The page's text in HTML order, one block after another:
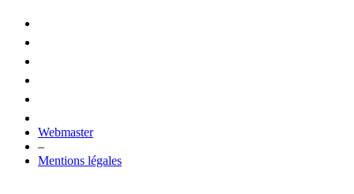
Webmaster
–
Mentions légales